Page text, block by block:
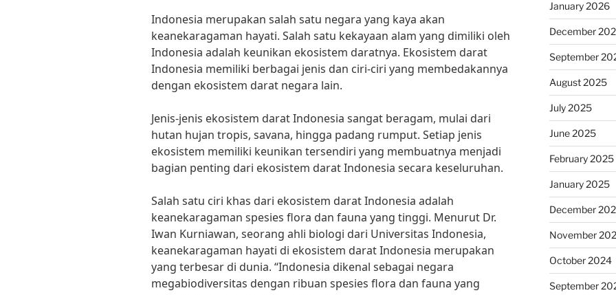
Indonesia merupakan salah satu negara yang kaya akan
keanekaragaman hayati. Salah satu kekayaan alam yang dimiliki oleh
Indonesia adalah keunikan ekosistem daratnya. Ekosistem darat
Indonesia memiliki berbagai jenis dan ciri-ciri yang membedakannya
dengan ekosistem darat negara lain.
Jenis-jenis ekosistem darat Indonesia sangat beragam, mulai dari
hutan hujan tropis, savana, hingga padang rumput. Setiap jenis
ekosistem memiliki keunikan tersendiri yang membuatnya menjadi
bagian penting dari ekosistem darat Indonesia secara keseluruhan.
Salah satu ciri khas dari ekosistem darat Indonesia adalah
keanekaragaman spesies flora dan fauna yang tinggi. Menurut Dr.
Iwan Kurniawan, seorang ahli biologi dari Universitas Indonesia,
keanekaragaman hayati di ekosistem darat Indonesia merupakan
yang terbesar di dunia. “Indonesia dikenal sebagai negara
megabiodiversitas dengan ribuan spesies flora dan fauna yang
January 2026
December
September
August 2025
July 2025
June 2025
February 2025
January 2025
December
November
October 2024
September